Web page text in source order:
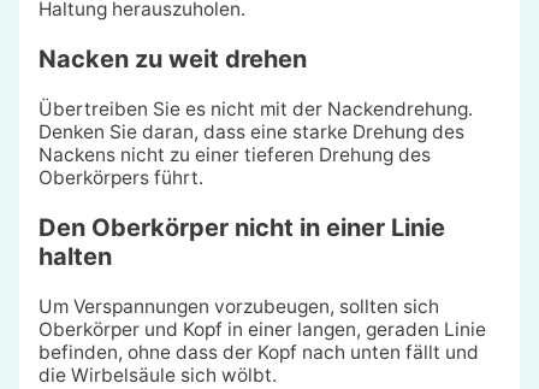
Haltung herauszuholen.
Nacken zu weit drehen
Übertreiben Sie es nicht mit der Nackendrehung.
Denken Sie daran, dass eine starke Drehung des
Nackens nicht zu einer tieferen Drehung des
Oberkörpers führt.
Den Oberkörper nicht in einer Linie
halten
Um Verspannungen vorzubeugen, sollten sich
Oberkörper und Kopf in einer langen, geraden Linie
befinden, ohne dass der Kopf nach unten fällt und
die Wirbelsäule sich wölbt.